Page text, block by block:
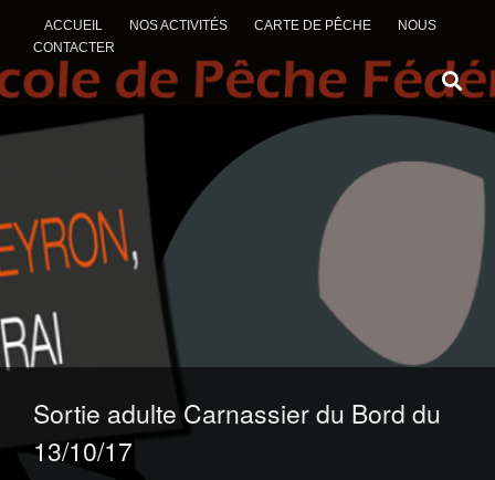
ACCUEIL NOS ACTIVITÉS CARTE DE PÊCHE
NOUS
CONTACTER
ALLER AU CONTENU
Sortie adulte Carnassier du Bord du
13/10/17